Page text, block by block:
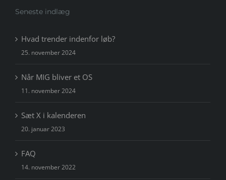
Seneste indlæg
Hvad trender indenfor løb?
25. november 2024
Når MIG bliver et OS
11. november 2024
Sæt X i kalenderen
20. januar 2023
FAQ
14. november 2022